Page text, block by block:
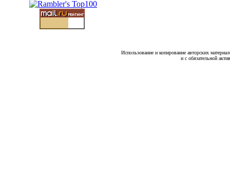
Использование и копирование авторских
и с обязательной